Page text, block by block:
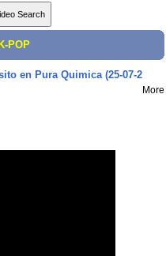
K-POP
en Pura Quimica (25-07-2
More